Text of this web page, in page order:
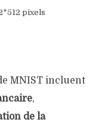
pixels
MNIST incluent
,
de la